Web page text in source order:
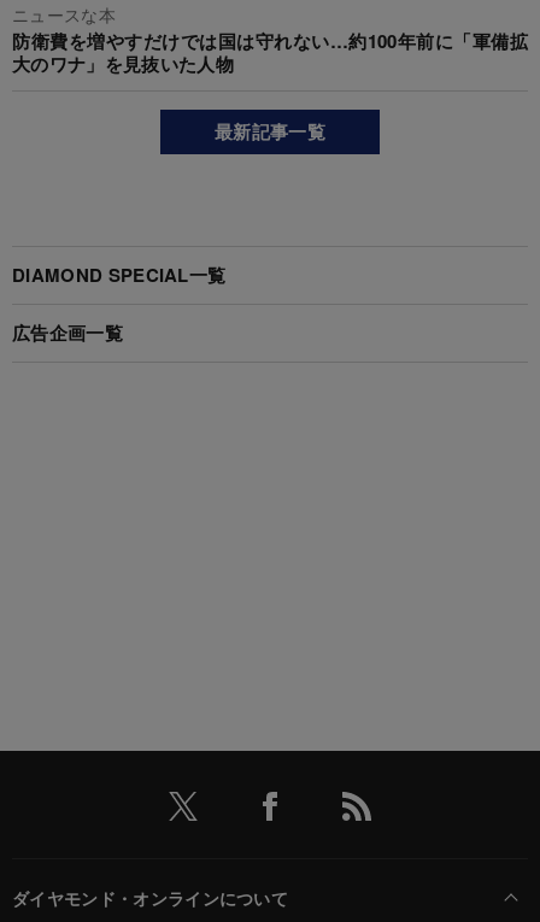
ニュースな本
防衛費を増やすだけでは国は守れない…約100年前に「軍備拡
大のワナ」を見抜いた人物
最新記事一覧
DIAMOND SPECIAL一覧
広告企画一覧
ダイヤモンド・オンラインについて